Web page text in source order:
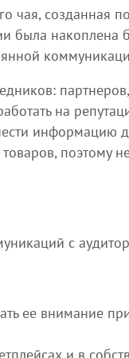
чая, созданная
была
на
информацию
поэтому
с
ее внимание